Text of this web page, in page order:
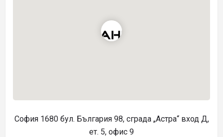
София 1680 бул. България 98, сграда „Астра“ вход Д,
ет. 5, офис 9